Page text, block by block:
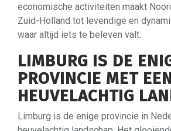
economische activiteiten maakt
Zuid-Holland tot levendige en
waar altijd iets te beleven valt.
LIMBURG IS DE
PROVINCIE MET
HEUVELACHTIG
Limburg is de enige provincie in